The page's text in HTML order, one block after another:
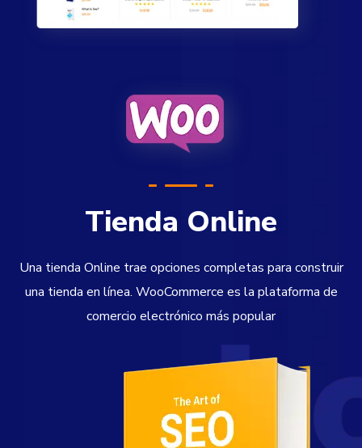
Tienda Online
Una tienda Online trae opciones completas para construir
una tienda en línea. WooCommerce es la plataforma de
comercio electrónico más popular